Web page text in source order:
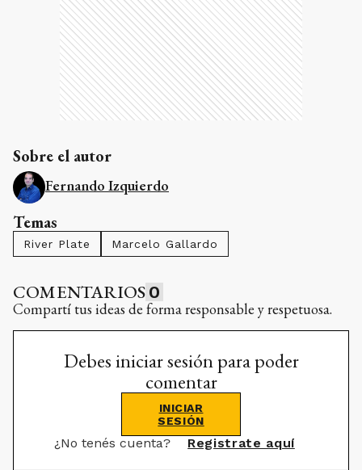
Sobre el autor
Fernando Izquierdo
Temas
River Plate Marcelo Gallardo
COMENTARIOS 0
Compartí tus ideas de forma responsable y respetuosa.
Debes iniciar sesión para poder
comentar
INICIAR
SESIÓN
¿No tenés cuenta? Registrate aquí